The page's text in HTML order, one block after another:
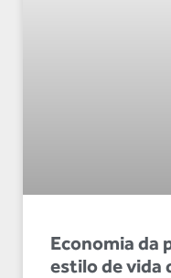
Economia da
estilo de vida